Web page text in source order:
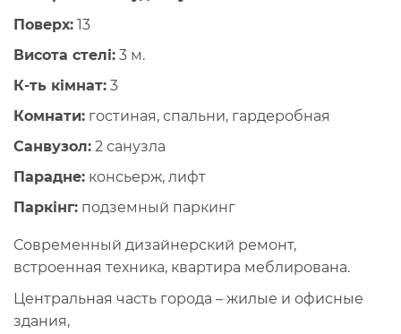
Поверх: 13
Висота стелі: 3 м.
К-ть кімнат: 3
Комнати: гостиная, спальни, гардеробная
Санвузол: 2 санузла
Парадне: консьерж, лифт
Паркінг: подземный паркинг
Современный дизайнерский ремонт,
встроенная техника, квартира меблирована.
Центральная часть города – жилые и офисные
здания,